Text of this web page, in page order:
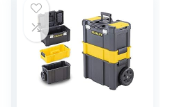
Appendere, Non
c’è Bisogno di
Prendere a Pugni
per Cucina e
Bagno (Blu)